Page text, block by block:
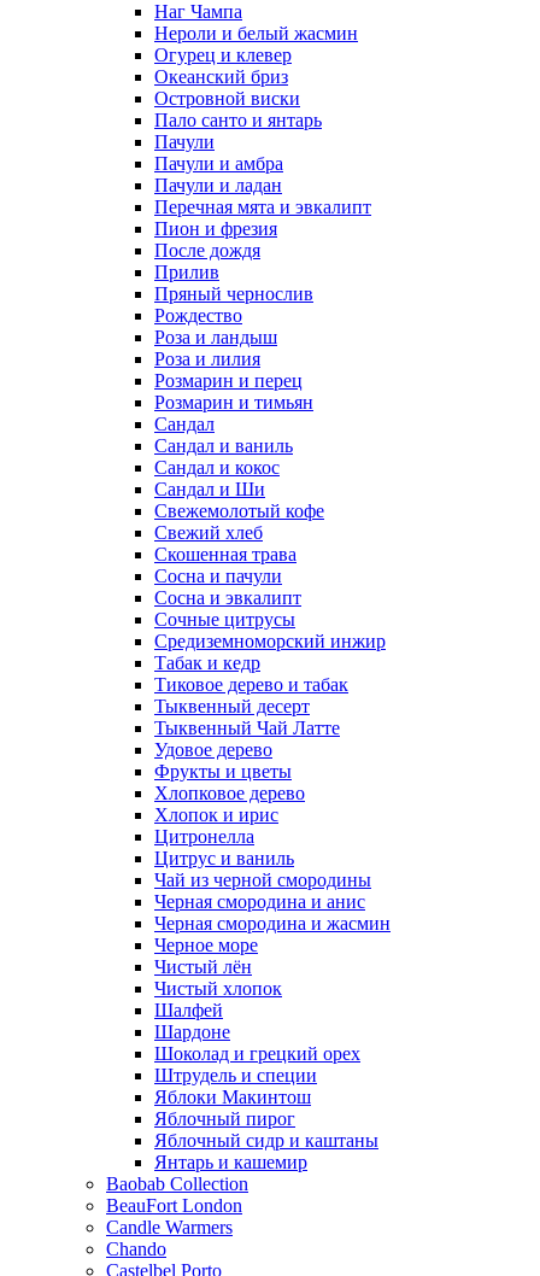
Наг Чампа
Нероли и белый жасмин
Огурец и клевер
Океанский бриз
Островной виски
Пало санто и янтарь
Пачули
Пачули и амбра
Пачули и ладан
Перечная мята и эвкалипт
Пион и фрезия
После дождя
Прилив
Пряный чернослив
Рождество
Роза и ландыш
Роза и лилия
Розмарин и перец
Розмарин и тимьян
Сандал
Сандал и ваниль
Сандал и кокос
Сандал и Ши
Свежемолотый кофе
Свежий хлеб
Скошенная трава
Сосна и пачули
Сосна и эвкалипт
Сочные цитрусы
Средиземноморский инжир
Табак и кедр
Тиковое дерево и табак
Тыквенный десерт
Тыквенный Чай Латте
Удовое дерево
Фрукты и цветы
Хлопковое дерево
Хлопок и ирис
Цитронелла
Цитрус и ваниль
Чай из черной смородины
Черная смородина и анис
Черная смородина и жасмин
Черное море
Чистый лён
Чистый хлопок
Шалфей
Шардоне
Шоколад и грецкий орех
Штрудель и специи
Яблоки Макинтош
Яблочный пирог
Яблочный сидр и каштаны
Янтарь и кашемир
Baobab Collection
BeauFort London
Candle Warmers
Chando
Castelbel Porto